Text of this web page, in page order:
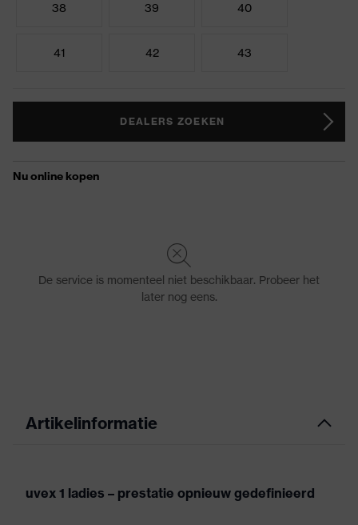
38 39 40
41 42 43
DEALERS ZOEKEN
Artikelinformatie
uvex 1 ladies – prestatie opnieuw gedefinieerd